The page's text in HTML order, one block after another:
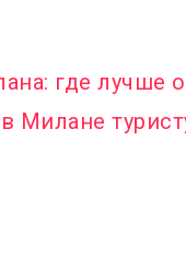
где лучше
в Милане